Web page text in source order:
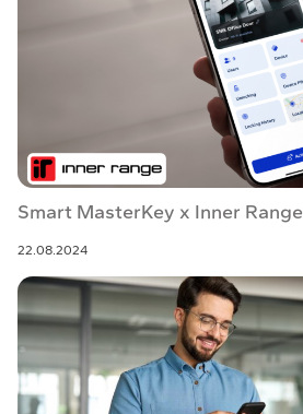
Smart MasterKey x Inner Range
22.08.2024